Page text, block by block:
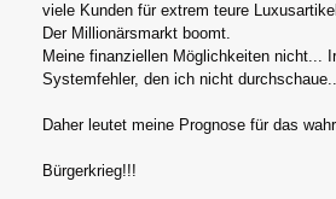
viele Kunden für extrem teure
Der Millionärsmarkt boomt.
Meine finanziellen Möglichkeiten nicht...
Systemfehler, den ich nicht
Daher leutet meine Prognose für das
Bürgerkrieg!!!